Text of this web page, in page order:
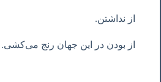
از نداشتن.
از بودن در این جهان رنج می‌کشی.